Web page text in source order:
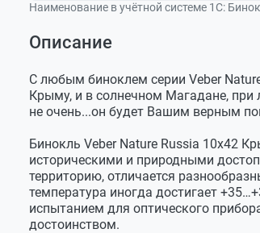
Наименование в учётной системе 1С:
Описание
С любым биноклем серии Veber
Крыму, и в солнечном Магадане, при
не очень...он будет Вашим верным
Бинокль Veber Nature Russia 10x42
историческими и природными
территорию, отличается
температура иногда достигает
испытанием для оптического
достоинством.
Увеличение
Объектив, оптическая система
Размер объектива
Размер окуляра
Диаметр выходного зрачка
Удаление выходного зрачка
Бинокль
Крышки окуляров и объективов
Ткань для протирки оптики
Ремешок
Инструкция и гарантийный талон
Оставить отзыв
Задать вопрос